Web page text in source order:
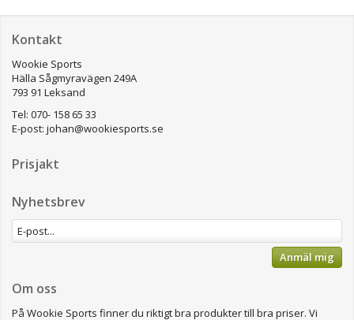
Kontakt
Wookie Sports
Hälla Sågmyravägen 249A
793 91 Leksand
Tel: 070- 158 65 33
E-post: johan@wookiesports.se
Prisjakt
Nyhetsbrev
Anmäl mig
Om oss
På Wookie Sports finner du riktigt bra produkter till bra priser. Vi